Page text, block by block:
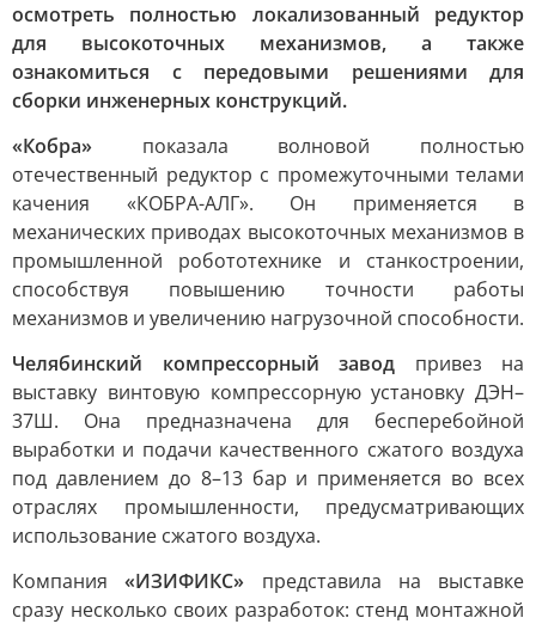
осмотреть полностью локализованный редуктор
для высокоточных механизмов, а также
ознакомиться с передовыми решениями для
сборки инженерных конструкций.
«Кобра» показала волновой полностью
отечественный редуктор с промежуточными телами
качения «КОБРА-АЛГ». Он применяется в
механических приводах высокоточных механизмов в
промышленной робототехнике и станкостроении,
способствуя повышению точности работы
механизмов и увеличению нагрузочной способности.
Челябинский компрессорный завод привез на
выставку винтовую компрессорную установку ДЭН–
37Ш. Она предназначена для бесперебойной
выработки и подачи качественного сжатого воздуха
под давлением до 8–13 бар и применяется во всех
отраслях промышленности, предусматривающих
использование сжатого воздуха.
Компания«ИЗИФИКС» представила на выставке
сразу несколько своих разработок: стенд монтажной